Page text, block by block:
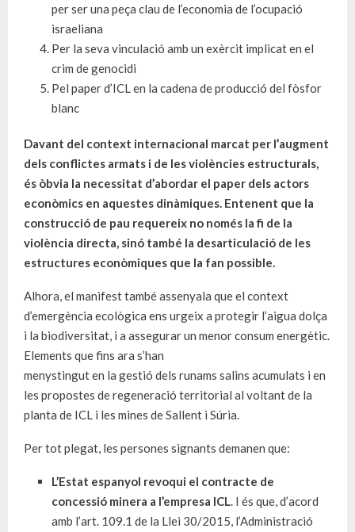
per ser una peça clau de l’economia de l’ocupació
israeliana
Per la seva vinculació amb un exèrcit implicat en el
crim de genocidi
Pel paper d’ICL en la cadena de producció del fòsfor
blanc
Davant del context internacional marcat per l’augment
dels conflictes armats i de les violències estructurals,
és òbvia la necessitat d’abordar el paper dels actors
econòmics en aquestes dinàmiques. Entenent que la
construcció de pau requereix no només la fi de la
violència directa, sinó també la desarticulació de les
estructures econòmiques que la fan possible.
Alhora, el manifest també assenyala que el context
d’emergència ecològica ens urgeix a protegir l’aigua dolça
i la biodiversitat, i a assegurar un menor consum energètic.
Elements que fins ara s’han
menystingut en la gestió dels runams salins acumulats i en
les propostes de regeneració territorial al voltant de la
planta de ICL i les mines de Sallent i Súria.
Per tot plegat, les persones signants demanen que:
L’Estat espanyol revoqui el contracte de
concessió minera a l’empresa ICL. I és que, d’acord
amb l’art. 109.1 de la Llei 30/2015, l’Administració